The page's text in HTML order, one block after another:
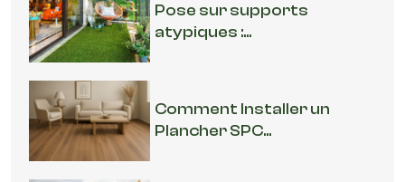
Pose sur supports
atypiques :...
Comment Installer un
Plancher SPC...